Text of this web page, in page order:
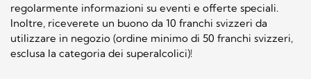
regolarmente informazioni su eventi e offerte speciali.
Inoltre, riceverete un buono da 10 franchi svizzeri da
utilizzare in negozio (ordine minimo di 50 franchi svizzeri,
esclusa la categoria dei superalcolici)!